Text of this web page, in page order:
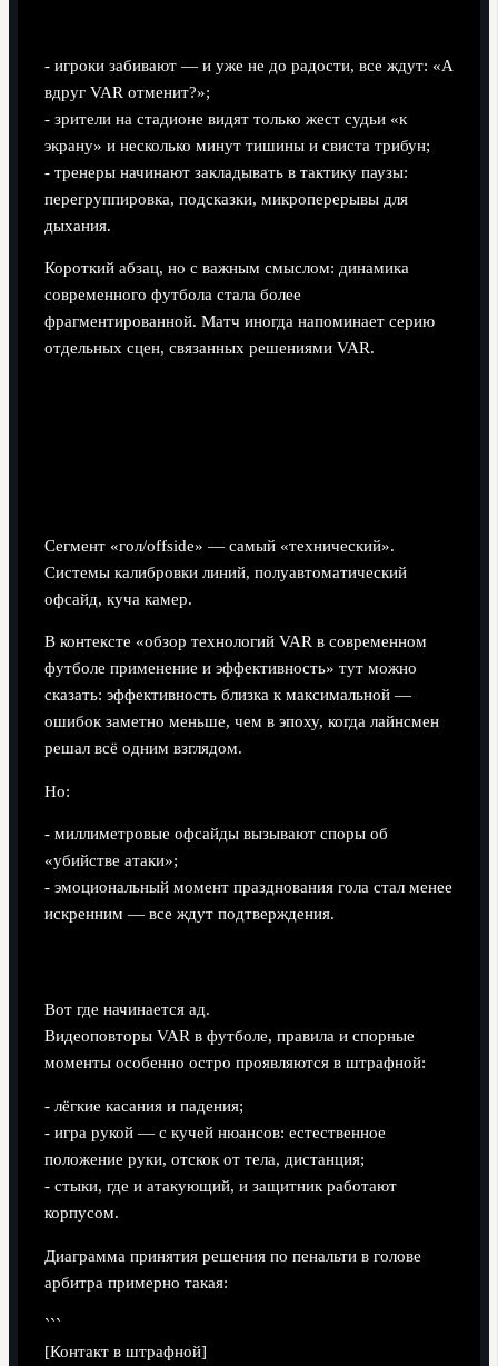
- игроки забивают — и уже не до радости, все ждут: «А
вдруг VAR отменит?»;
- зрители на стадионе видят только жест судьи «к
экрану» и несколько минут тишины и свиста трибун;
- тренеры начинают закладывать в тактику паузы:
перегруппировка, подсказки, микроперерывы для
дыхания.
Короткий абзац, но с важным смыслом: динамика
современного футбола стала более
фрагментированной. Матч иногда напоминает серию
отдельных сцен, связанных решениями VAR.
Сегмент «гол/offside» — самый «технический».
Системы калибровки линий, полуавтоматический
офсайд, куча камер.
В контексте «обзор технологий VAR в современном
футболе применение и эффективность» тут можно
сказать: эффективность близка к максимальной —
ошибок заметно меньше, чем в эпоху, когда лайнсмен
решал всё одним взглядом.
Но:
- миллиметровые офсайды вызывают споры об
«убийстве атаки»;
- эмоциональный момент празднования гола стал менее
искренним — все ждут подтверждения.
Вот где начинается ад.
Видеоповторы VAR в футболе, правила и спорные
моменты особенно остро проявляются в штрафной:
- лёгкие касания и падения;
- игра рукой — с кучей нюансов: естественное
положение руки, отскок от тела, дистанция;
- стыки, где и атакующий, и защитник работают
корпусом.
Диаграмма принятия решения по пенальти в голове
арбитра примерно такая:
```
[Контакт в штрафной]